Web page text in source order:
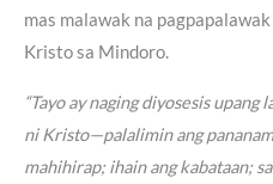
mas malawak na
Kristo sa Mindoro.
“Tayo ay naging diyosesis
ni Kristo—palalimin ang
mahihirap; ihain ang kabataan;